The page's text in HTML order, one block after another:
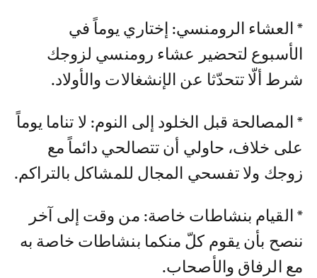
* العشاء الرومنسي: إختاري يوماً في
الأسبوع لتحضير عشاء رومنسي لزوجك
شرط ألّا تتحدّثا عن الإنشغالات والأولاد.
* المصالحة قبل الخلود إلى النوم: لا تناما يوماً
على خلاف، حاولي أن تتصالحي دائماً مع
زوجك ولا تفسحي المجال للمشاكل بالتراكم.
* القيام بنشاطات خاصة: من وقت إلى آخر
ننصح بأن يقوم كلّ منكما بنشاطات خاصة به
مع الرفاق والأصحاب.